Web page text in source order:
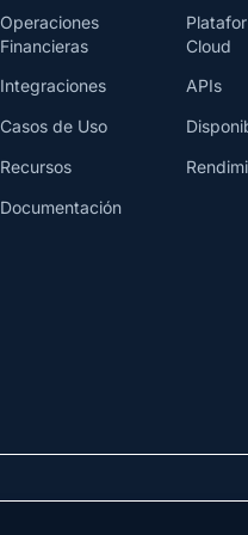
Operaciones
Financieras
Integraciones
Casos de Uso
Recursos
Documentación
Cloud
APIs